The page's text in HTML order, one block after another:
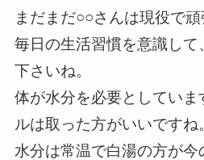
まだまだ○○さんは現役で頑
毎日の生活習慣を意識して
下さいね。
体が水分を必要としていま
ルは取った方がいいですね
水分は常温で白湯の方が今